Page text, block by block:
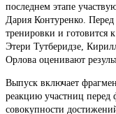
последнем этапе
Дария Контуренко.
тренировки и
Этери Тутберидзе,
Орлова оценивают
Выпуск включает
реакцию участниц
совокупности